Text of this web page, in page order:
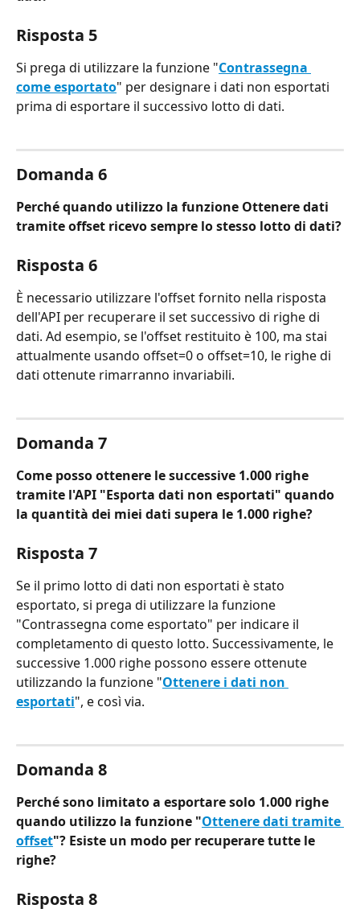
Risposta 5
Si prega di utilizzare la funzione "Contrassegna
come esportato" per designare i dati non esportati
prima di esportare il successivo lotto di dati.
Domanda 6
Perché quando utilizzo la funzione Ottenere dati
tramite offset ricevo sempre lo stesso lotto di dati?
Risposta 6
È necessario utilizzare l'offset fornito nella risposta
dell'API per recuperare il set successivo di righe di
dati. Ad esempio, se l'offset restituito è 100, ma stai
attualmente usando offset=0 o offset=10, le righe di
dati ottenute rimarranno invariabili.
Domanda 7
Come posso ottenere le successive 1.000 righe
tramite l'API "Esporta dati non esportati" quando
la quantità dei miei dati supera le 1.000 righe?
Risposta 7
Se il primo lotto di dati non esportati è stato
esportato, si prega di utilizzare la funzione
"Contrassegna come esportato" per indicare il
completamento di questo lotto. Successivamente, le
successive 1.000 righe possono essere ottenute
utilizzando la funzione "Ottenere i dati non
esportati", e così via.
Domanda 8
Perché sono limitato a esportare solo 1.000 righe
quando utilizzo la funzione "Ottenere dati tramite
offset"? Esiste un modo per recuperare tutte le
righe?
Risposta 8